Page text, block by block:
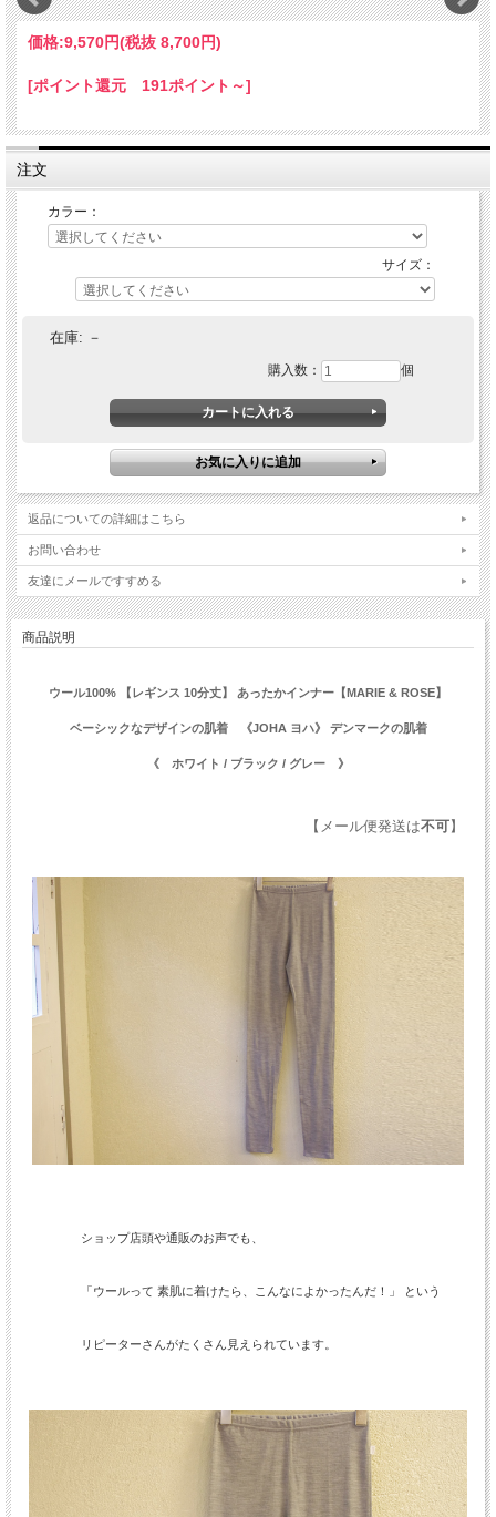
価格:9,570円(税抜 8,700円)
[ポイント還元 191ポイント～]
注文
カラー：
サイズ：
在庫: －
購入数： 個
返品についての詳細はこちら
お問い合わせ
友達にメールですすめる
商品説明
ウール100% 【レギンス 10分丈】 あったかインナー【MARIE & ROSE】
ベーシックなデザインの肌着 《JOHA ヨハ》 デンマークの肌着
《 ホワイト / ブラック / グレー 》
【メール便発送は不可】
ショップ店頭や通販のお声でも、
「ウールって 素肌に着けたら、こんなによかったんだ！」 という
リピーターさんがたくさん見えられています。